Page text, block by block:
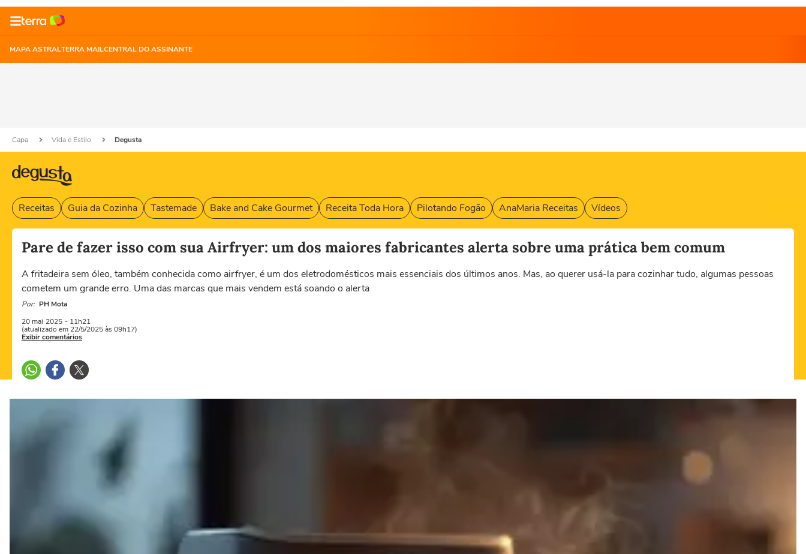
MAPA ASTRALTERRA MAILCENTRAL DO ASSINANTE
Capa Vida e Estilo Degusta
Receitas Guia da Cozinha Tastemade Bake and Cake Gourmet Receita Toda Hora Pilotando Fogão AnaMaria Receitas Vídeos
Pare de fazer isso com sua Airfryer: um dos maiores fabricantes alerta sobre uma prática bem comum
A fritadeira sem óleo, também conhecida como airfryer, é um dos eletrodomésticos mais essenciais dos últimos anos. Mas, ao querer usá-la para cozinhar tudo, algumas pessoas
cometem um grande erro. Uma das marcas que mais vendem está soando o alerta
Por: PH Mota
20 mai 2025 - 11h21
(atualizado em 22/5/2025 às 09h17)
Exibir comentários